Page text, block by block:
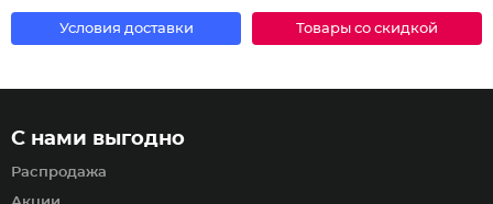
Условия доставки Товары со скидкой
С нами выгодно
Распродажа